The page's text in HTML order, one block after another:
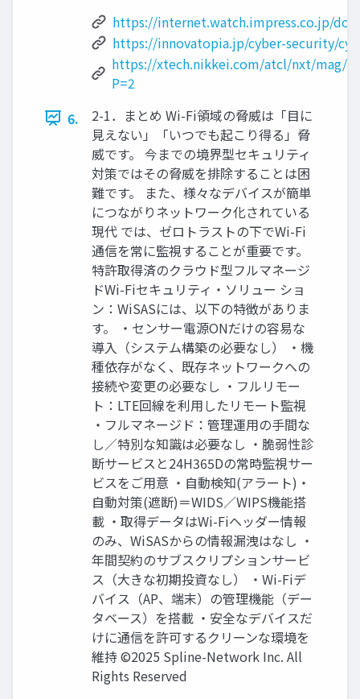
https://internet.watch.impress.co.jp/
https://innovatopia.jp/cyber-security/
https://xtech.nikkei.com/atcl/nxt/mag/
P=2
6.
2-1．まとめ Wi-Fi領域の脅威は「目に
見えない」「いつでも起こり得る」脅
威です。 今までの境界型セキュリティ
対策ではその脅威を排除することは困
難です。 また、様々なデバイスが簡単
につながりネットワーク化されている
現代 では、ゼロトラストの下でWi-Fi
通信を常に監視することが重要です。
特許取得済のクラウド型フルマネージ
ドWi-Fiセキュリティ・ソリュー ショ
ン：WiSASには、以下の特徴がありま
す。 ・センサー電源ONだけの容易な
導入（システム構築の必要なし） ・機
種依存がなく、既存ネットワークへの
接続や変更の必要なし ・フルリモー
ト：LTE回線を利用したリモート監視
・フルマネージド：管理運用の手間な
し／特別な知識は必要なし ・脆弱性診
断サービスと24H365Dの常時監視サー
ビスをご用意 ・自動検知(アラート)・
自動対策(遮断)＝WIDS／WIPS機能搭
載 ・取得データはWi-Fiヘッダー情報
のみ、WiSASからの情報漏洩はなし ・
年間契約のサブスクリプションサービ
ス（大きな初期投資なし） ・Wi-Fiデ
バイス（AP、端末）の管理機能（デー
タベース）を搭載 ・安全なデバイスだ
けに通信を許可するクリーンな環境を
維持 ©2025 Spline-Network Inc. All
Rights Reserved